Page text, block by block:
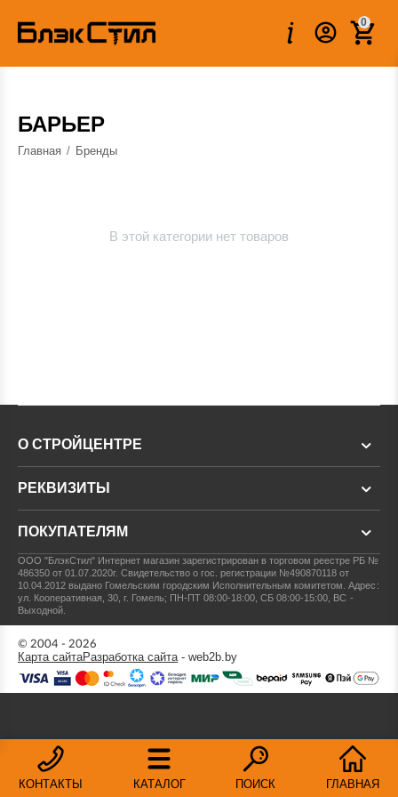
0
БАРЬЕР
Главная / Бренды
В этой категории нет товаров
КОНТАКТЫ КАТАЛОГ ПОИСК ГЛАВНАЯ
О СТРОЙЦЕНТРЕ
РЕКВИЗИТЫ
ПОКУПАТЕЛЯМ
ООО "БлэкСтил" Интернет магазин зарегистрирован в торговом реестре РБ №
486350 от 01.07.2020г.Свидетельство о гос. регистрации №490870118 от
10.04.2012 выдано Гомельским городским Исполнительным комитетом.Адрес:
ул. Кооперативная, 30, г. Гомель; ПН-ПТ 08:00-18:00, СБ 08:00-15:00, ВС -
Выходной.
© 2004 - 2026
Карта сайтаРазработка сайта- web2b.by